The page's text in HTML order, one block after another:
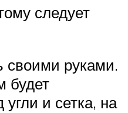
следует
своими руками.
будет
и сетка, на